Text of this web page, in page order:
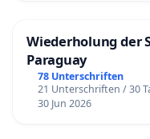
Wiederholung der
Paraguay
78 Unterschriften
21 Unterschriften / 30
30 Jun 2026